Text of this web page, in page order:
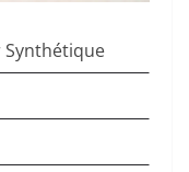
Synthétique